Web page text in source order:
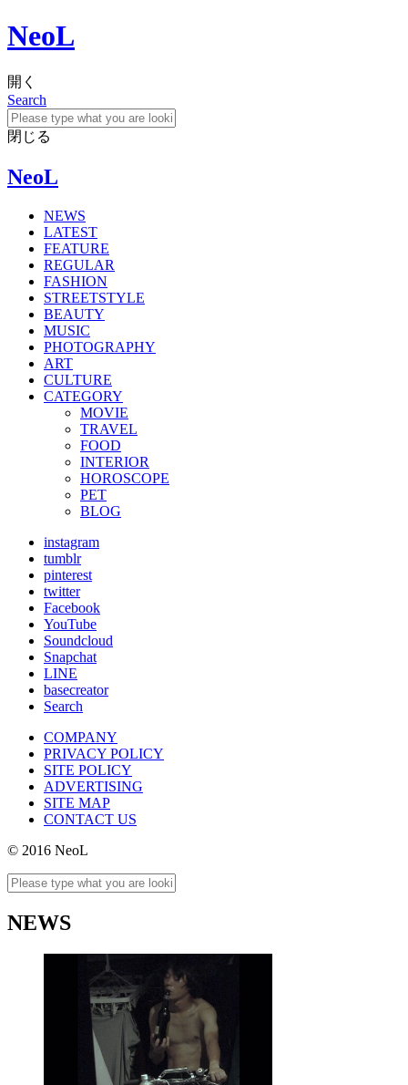
NeoL
開く
Search
閉じる
NeoL
NEWS
LATEST
FEATURE
REGULAR
FASHION
STREETSTYLE
BEAUTY
MUSIC
PHOTOGRAPHY
ART
CULTURE
CATEGORY
MOVIE
TRAVEL
FOOD
INTERIOR
HOROSCOPE
PET
BLOG
instagram
tumblr
pinterest
twitter
Facebook
YouTube
Soundcloud
Snapchat
LINE
basecreator
Search
COMPANY
PRIVACY POLICY
SITE POLICY
ADVERTISING
SITE MAP
CONTACT US
© 2016 NeoL
NEWS